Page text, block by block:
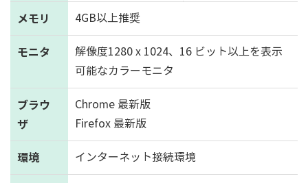
メモリ 4GB以上推奨
モニタ
解像度1280 x 1024、16 ビット以上を表示
可能なカラーモニタ
ブラウ
ザ
Chrome 最新版
Firefox 最新版
環境 インターネット接続環境